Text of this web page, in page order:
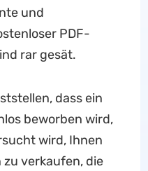
und
PDF-
rar gesät.
dass ein
beworben wird,
wird, Ihnen
verkaufen, die